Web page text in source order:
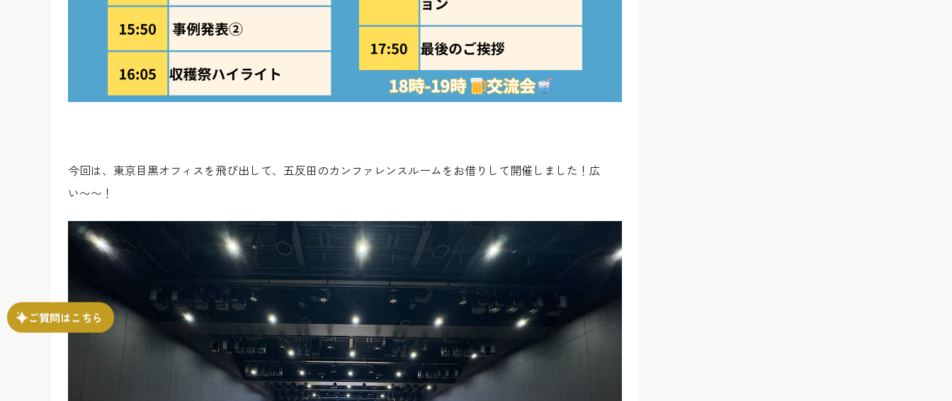
今回は、東京目黒オフィスを飛び出して、五反田のカンファレンスルームをお借りして開催しました！広
い〜〜！
ご質問はこちら